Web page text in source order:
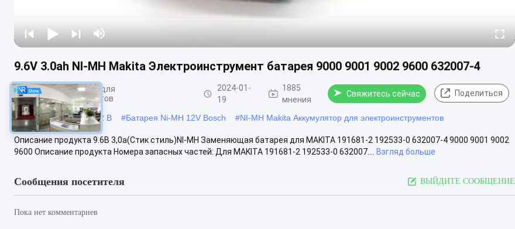
9.6V 3.0ah NI-MH Makita Электроинструмент батарея 9000 9001 9002 9600 632007-4
Литийные батареи для
электроинструментов
2024-01-
19
1885
мнения
Свяжитесь сейчас Поделиться
#Аккумулятор Bosch 12 В #Батарея Ni-MH 12V Bosch #NI-MH Makita Аккумулятор для электроинструментов
Описание продукта 9.6В 3,0а(Стик стиль)NI-MH Заменяющая батарея для MAKITA 191681-2 192533-0 632007-4 9000 9001 9002
9600 Описание продукта Номера запасных частей: Для MAKITA 191681-2 192533-0 632007....
Взгляд больше
Сообщения посетителя ВЫЙДИТЕ СООБЩЕНИЕ
Пока нет комментариев